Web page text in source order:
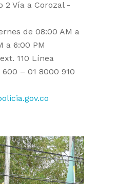
2 Vía a Corozal -
de 08:00 AM a
a 6:00 PM
110 Línea
– 01 8000 910